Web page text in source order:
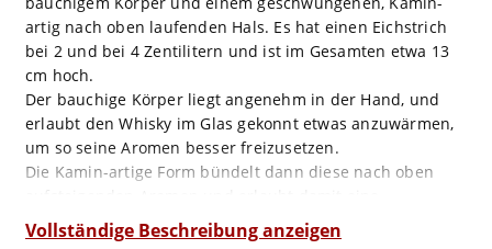
artig nach oben laufenden Hals. Es hat einen Eichstrich
bei 2 und bei 4 Zentilitern und ist im Gesamten etwa 13
cm hoch.
Der bauchige Körper liegt angenehm in der Hand, und
erlaubt den Whisky im Glas gekonnt etwas anzuwärmen,
um so seine Aromen besser freizusetzen.
Die Kamin-artige Form bündelt dann diese nach oben
fokussierte Auseinandersetzung mit dem im Glas
befindlichen Tropfen.
Vollständige Beschreibung anzeigen